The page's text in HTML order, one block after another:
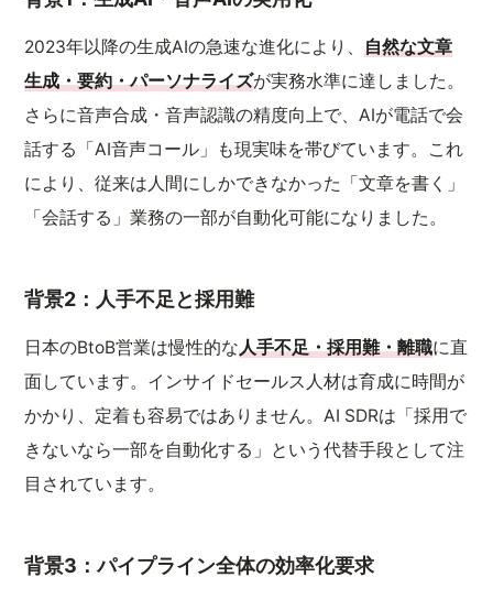
2023年以降の生成AIの急速な進化により、自然な文章
生成・要約・パーソナライズが実務水準に達しました。
さらに音声合成・音声認識の精度向上で、AIが電話で会
話する「AI音声コール」も現実味を帯びています。これ
により、従来は人間にしかできなかった「文章を書く」
「会話する」業務の一部が自動化可能になりました。
背景2：人手不足と採用難
日本のBtoB営業は慢性的な人手不足・採用難・離職に直
面しています。インサイドセールス人材は育成に時間が
かかり、定着も容易ではありません。AI SDRは「採用で
きないなら一部を自動化する」という代替手段として注
目されています。
背景3：パイプライン全体の効率化要求